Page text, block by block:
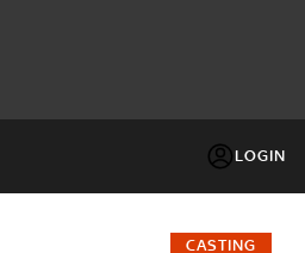
LOGIN
FACTOR
CASTING